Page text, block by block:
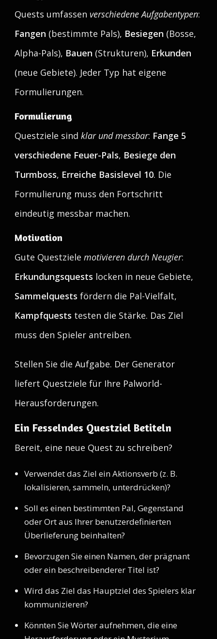
Quests umfassen verschiedene Aufgabentypen:
Fangen (bestimmte Pals), Besiegen (Bosse,
Alpha-Pals), Bauen (Strukturen), Erkunden
(neue Gebiete). Jeder Typ hat eigene
Formulierungen.
Formulierung
Questziele sind klar und messbar: Fange 5
verschiedene Feuer-Pals, Besiege den
Turmboss, Erreiche Basislevel 10. Die
Formulierung muss den Fortschritt
eindeutig messbar machen.
Motivation
Gute Questziele motivieren durch Neugier:
Erkundungsquests locken in neue Gebiete,
Sammelquests fördern die Pal-Vielfalt,
Kampfquests testen die Stärke. Das Ziel
muss den Spieler antreiben.
Stellen Sie die Aufgabe. Der Generator
liefert Questziele für Ihre Palworld-
Herausforderungen.
Ein Fesselndes Questziel Betiteln
Bereit, eine neue Quest zu schreiben?
Verwendet das Ziel ein Aktionsverb (z. B.
lokalisieren, sammeln, unterdrücken)?
Soll es einen bestimmten Pal, Gegenstand
oder Ort aus Ihrer benutzerdefinierten
Überlieferung beinhalten?
Bevorzugen Sie einen Namen, der prägnant
oder ein beschreibenderer Titel ist?
Wird das Ziel das Hauptziel des Spielers klar
kommunizieren?
Könnten Sie Wörter aufnehmen, die eine